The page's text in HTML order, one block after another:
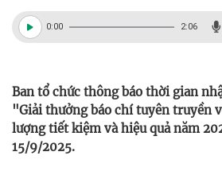
0:00 2:06
Ban tổ chức thông báo thời gian
"Giải thưởng báo chí tuyên truyền
lượng tiết kiệm và hiệu quả năm
15/9/2025.